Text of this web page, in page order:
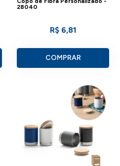
28040
R$ 6,81
COMPRAR